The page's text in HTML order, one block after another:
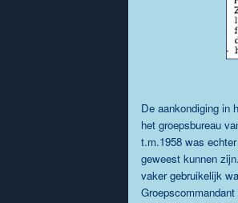
De aankondiging in
het groepsbureau
t.m.1958 was
geweest kunnen
vaker gebruikelijk